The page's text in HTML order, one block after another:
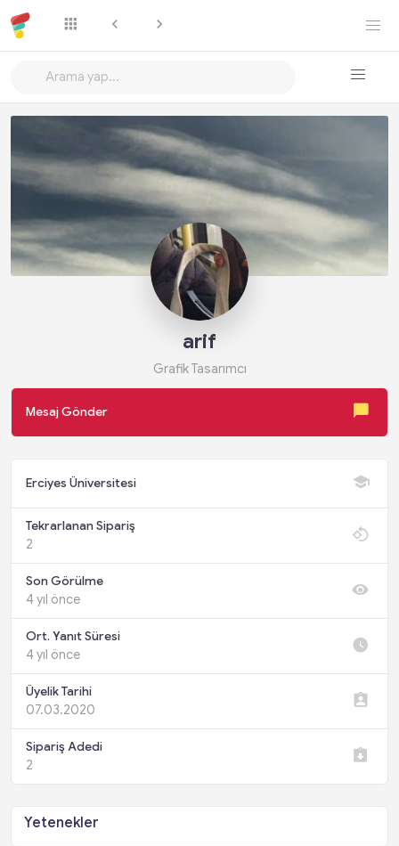
Takip Et
arif
Grafik Tasarımcı
Mesaj Gönder
Erciyes Üniversitesi
Tekrarlanan Sipariş
2
Son Görülme
4 yıl önce
Ort. Yanıt Süresi
4 yıl önce
Üyelik Tarihi
07.03.2020
Sipariş Adedi
2
Yetenekler